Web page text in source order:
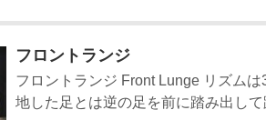
フロントランジ
フロントランジ Front Lunge リズム
地した足とは逆の足を前に踏み出して